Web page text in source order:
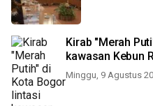
Kirab "Merah
kawasan Kebun
Minggu, 9 Agustus